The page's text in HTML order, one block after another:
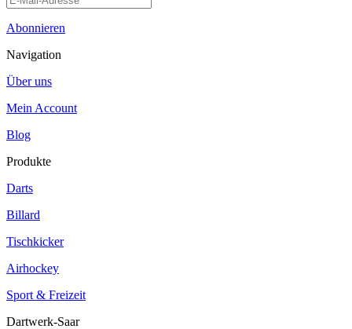
Abonnieren
Navigation
Über uns
Mein Account
Blog
Produkte
Darts
Billard
Tischkicker
Airhockey
Sport & Freizeit
Dartwerk-Saar